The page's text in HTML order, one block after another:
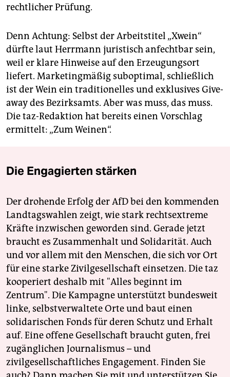
rechtlicher Prüfung.
Denn Achtung: Selbst der Arbeitstitel „Xwein“
dürfte laut Herrmann juristisch anfechtbar sein,
weil er klare Hinweise auf den Erzeugungsort
liefert. Marketingmäßig suboptimal, schließlich
ist der Wein ein traditionelles und exklusives Give-
away des Bezirksamts. Aber was muss, das muss.
Die taz-Redaktion hat bereits einen Vorschlag
ermittelt: „Zum Weinen“.
Die Engagierten stärken
Der drohende Erfolg der AfD bei den kommenden
Landtagswahlen zeigt, wie stark rechtsextreme
Kräfte inzwischen geworden sind. Gerade jetzt
braucht es Zusammenhalt und Solidarität. Auch
und vor allem mit den Menschen, die sich vor Ort
für eine starke Zivilgesellschaft einsetzen. Die taz
kooperiert deshalb mit "Alles beginnt im
Zentrum". Die Kampagne unterstützt bundesweit
linke, selbstverwaltete Orte und baut einen
solidarischen Fonds für deren Schutz und Erhalt
auf. Eine offene Gesellschaft braucht guten, frei
zugänglichen Journalismus – und
zivilgesellschaftliches Engagement. Finden Sie